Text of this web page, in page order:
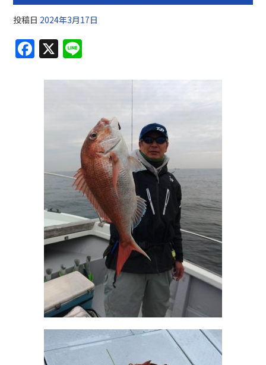
投稿日 2024年3月17日
F
a
c
k
X
e